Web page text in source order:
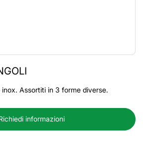
Assortiti in 3 forme diverse.
informazioni